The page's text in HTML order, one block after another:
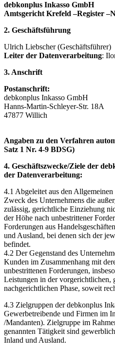
debkonplus Inkasso GmbH
Amtsgericht Krefeld –Register
2. Geschäftsführung
Ulrich Liebscher (Geschäftsführer)
Leiter der Datenverarbeitung:
3. Anschrift
Postanschrift:
debkonplus Inkasso GmbH
Hanns-Martin-Schleyer-Str. 18A
47877 Willich
Angaben zu den Verfahren
Satz 1 Nr. 4-9 BDSG)
4. Geschäftszwecke/Ziele der
der Datenverarbeitung:
4.1 Abgeleitet aus den
Zweck des Unternehmens die
zulässig, gerichtliche Einziehung
der Höhe nach unbestrittener
Forderungen aus
und Ausland, bei denen sich der
befindet.
4.2 Der Gegenstand des
Kunden im Zusammenhang mit
unbestrittenen Forderungen,
Leistungen in der vorgerichtlichen,
nachgerichtlichen Phase, soweit
4.3 Zielgruppen der debkonplus
Gewerbetreibende und Firmen im
/Mandanten). Zielgruppe im
genannten Tätigkeit sind
Inland und Ausland.